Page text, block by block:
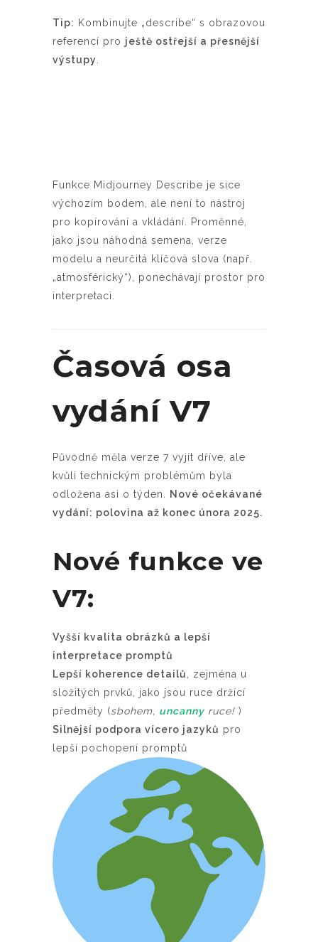
Tip: Kombinujte „describe“ s obrazovou
referencí pro ještě ostřejší a přesnější
výstupy
Funkce Midjourney Describe je sice
výchozím bodem, ale není to nástroj
pro kopírování a vkládání. Proměnné,
jako jsou náhodná semena, verze
modelu a neurčitá klíčová slova (např.
„atmosférický“), ponechávají prostor pro
interpretaci.
Časová osa
vydání V7
Původně měla verze 7 vyjít dříve, ale
kvůli technickým problémům byla
odložena asi o týden.
Nové očekávané
vydání: polovina až konec února 2025.
Nové funkce ve
V7:
Vyšší kvalita obrázků a lepší
interpretace promptů
Lepší koherence detailů
, zejména u
složitých prvků, jako jsou ruce držící
předměty (sbohem, uncanny ruce! )
Silnější podpora vícero jazyků pro
lepší pochopení promptů